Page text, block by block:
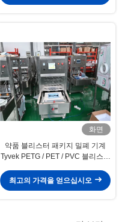
화면
약품 블리스터 패키지 밀폐 기계
Tyvek PETG / PET / PVC 블리스터
최고의 가격을 얻으십시오